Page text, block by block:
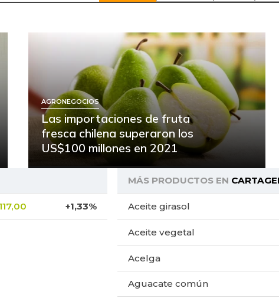
AGRONEGOCIOS
Las importaciones de fruta
fresca chilena superaron los
US$100 millones en 2021
+1,33%
MÁS PRODUCTOS EN
Aceite girasol
Aceite vegetal
Acelga
Aguacate común